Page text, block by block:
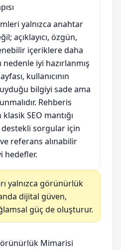
yalnızca anahtar
açıklayıcı, özgün,
içeriklere daha
iyi hazırlanmış
kullanıcının
bilgiyi sade ama
Rehberis
SEO mantığı
sorgular için
referans alınabilir
hedefler.
yalnızca görünürlük
dijital güven,
güç de oluşturur.
Mimarisi